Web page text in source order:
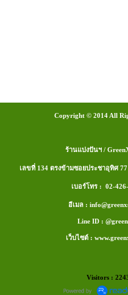
Copyright © 2014 All
ร้านแบ่งปันฯ /
เลขที่ 134 ตรงข้ามซอยประชาอุทิศ 77
เบอร์โทร : 02-
อีเมล :
Line ID :
เว็บไซต์ :
Visitors :